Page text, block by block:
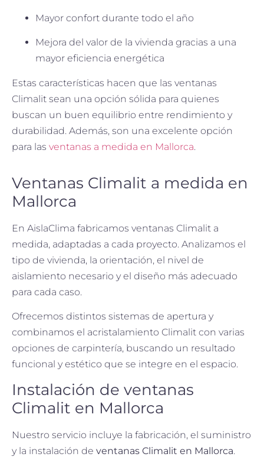
Mayor confort durante todo el año
Mejora del valor de la vivienda gracias a una
mayor eficiencia energética
Estas características hacen que las ventanas
Climalit sean una opción sólida para quienes
buscan un buen equilibrio entre rendimiento y
durabilidad. Además, son una excelente opción
para las ventanas a medida en Mallorca.
Ventanas Climalit a medida en
Mallorca
En AislaClima fabricamos ventanas Climalit a
medida, adaptadas a cada proyecto. Analizamos el
tipo de vivienda, la orientación, el nivel de
aislamiento necesario y el diseño más adecuado
para cada caso.
Ofrecemos distintos sistemas de apertura y
combinamos el acristalamiento Climalit con varias
opciones de carpintería, buscando un resultado
funcional y estético que se integre en el espacio.
Instalación de ventanas
Climalit en Mallorca
Nuestro servicio incluye la fabricación, el suministro
y la instalación de ventanas Climalit en Mallorca.